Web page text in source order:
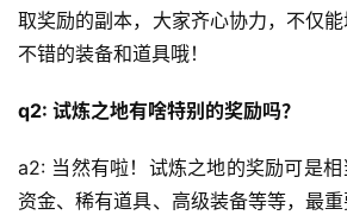
取奖励的副本，大家齐心协力，不仅
不错的装备和道具哦！
q2: 试炼之地有啥特别的奖励吗？
a2: 当然有啦！试炼之地的奖励可是
资金、稀有道具、高级装备等等，最